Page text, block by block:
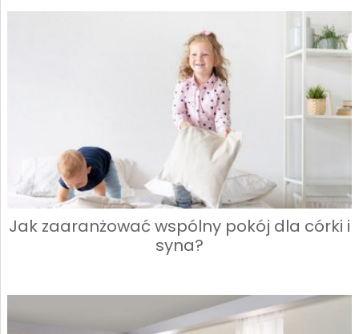
Jak zaaranżować wspólny pokój dla córki i
syna?